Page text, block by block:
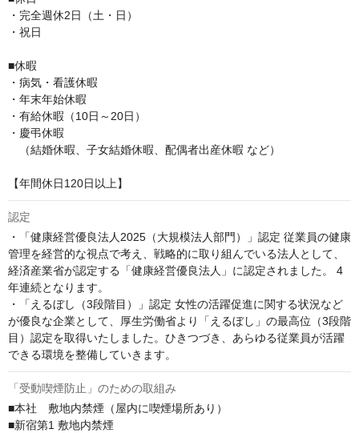
・完全週休2日（土・日）
・祝日
■休暇
・病気・看護休暇
・年末年始休暇
・有給休暇（10日～20日）
・慶弔休暇
（結婚休暇、子女結婚休暇、配偶者出産休暇 など）
【年間休日120日以上】
認定
・「健康経営優良法人2025（大規模法人部門）」認定 従業員の健康
管理を経営的な視点で考え、戦略的に取り組んでいる法人として、
経済産業省が認定する「健康経営優良法人」に認定されました。 4
年連続となります。
・「えるぼし（3段階目）」認定 女性の活躍促進に関する状況など
が優良な企業として、厚生労働省より「えるぼし」の最高位（3段階
目）認定を取得いたしました。ひきつづき、あらゆる従業員が活躍
できる環境を整備していきます。
「受動喫煙防止」のための取組み
■本社　敷地内禁煙（屋内に喫煙場所あり）
■新宿第1 敷地内禁煙